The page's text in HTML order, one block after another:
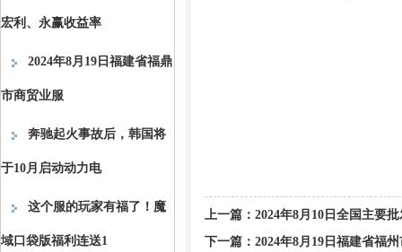
宏利、永赢收益率
2024年8月19日福建省福鼎
市商贸业服
奔驰起火事故后，韩国将
于10月启动动力电
这个服的玩家有福了！魔
域口袋版福利连送1
上一篇： 2024年8月10日全国主要
下一篇： 2024年8月19日福建省福